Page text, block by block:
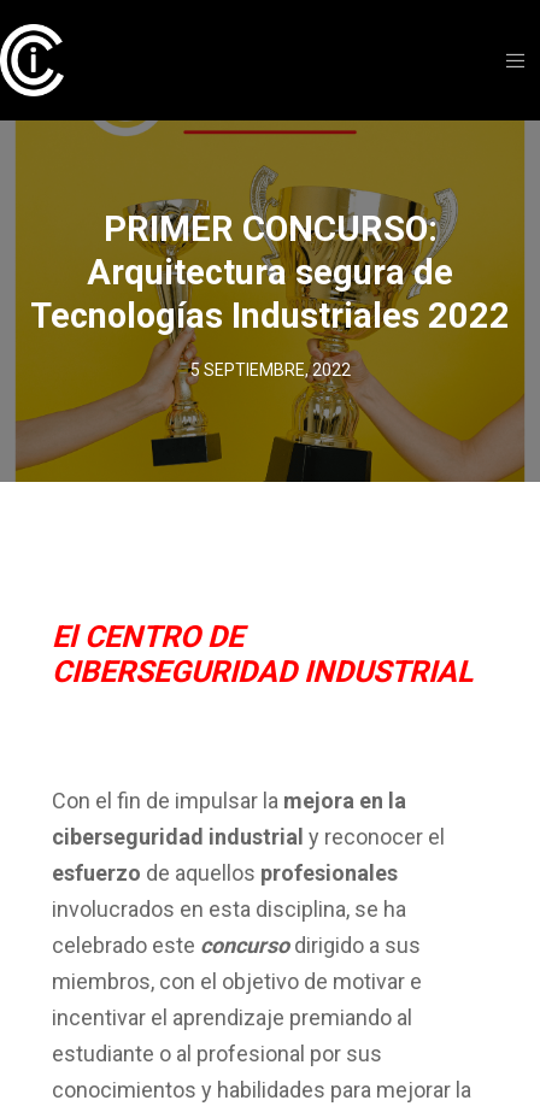
PRIMER CONCURSO:
Arquitectura segura de
Tecnologías Industriales 2022
5 SEPTIEMBRE, 2022
El CENTRO DE
CIBERSEGURIDAD INDUSTRIAL
Con el fin de impulsar la mejora en la
ciberseguridad industrial y reconocer el
esfuerzo de aquellos profesionales
involucrados en esta disciplina, se ha
celebrado este concurso dirigido a sus
miembros, con el objetivo de motivar e
incentivar el aprendizaje premiando al
estudiante o al profesional por sus
conocimientos y habilidades para mejorar la